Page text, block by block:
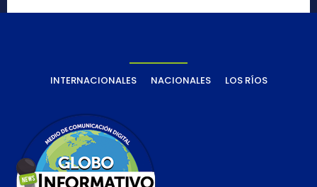
INTERNACIONALES NACIONALES LOS RÍOS